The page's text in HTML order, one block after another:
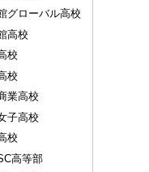
グローバル高校
高校
校
校
業高校
子高校
校
高等部